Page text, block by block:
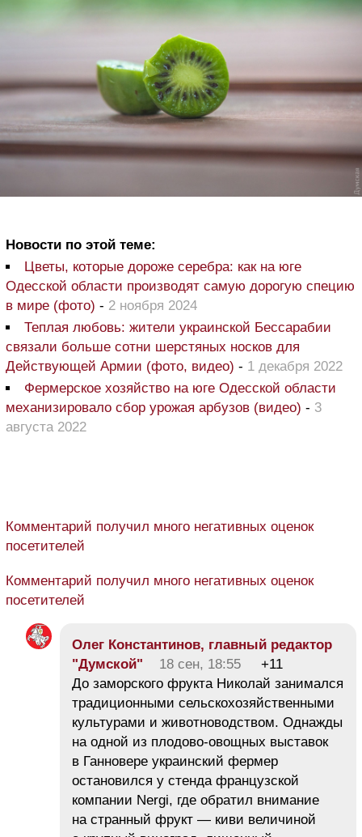
Новости по этой теме:
Цветы, которые дороже серебра: как на юге
Одесской области производят самую дорогую специю
в мире (фото) - 2 ноября 2024
Теплая любовь: жители украинской Бессарабии
связали больше сотни шерстяных носков для
Действующей Армии (фото, видео) - 1 декабря 2022
Фермерское хозяйство на юге Одесской области
механизировало сбор урожая арбузов (видео) - 3
августа 2022
Комментарий получил много негативных оценок
посетителей
Комментарий получил много негативных оценок
посетителей
Олег Константинов, главный редактор
"Думской"
18 сен, 18:55
+11
До заморского фрукта Николай занимался
традиционными сельскохозяйственными
культурами и животноводством. Однажды
на одной из плодово-овощных выставок
в Ганновере украинский фермер
остановился у стенда французской
компании Nergi, где обратил внимание
на странный фрукт — киви величиной